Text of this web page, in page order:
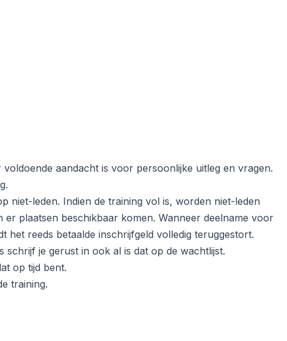
aandacht is voor persoonlijke uitleg en vragen.
niet-leden. Indien de training vol is, worden niet-leden
plaatsen beschikbaar komen. Wanneer deelname voor
het reeds betaalde inschrijfgeld volledig teruggestort.
schrijf je gerust in ook al is dat op de wachtlijst.
op tijd bent.
training.